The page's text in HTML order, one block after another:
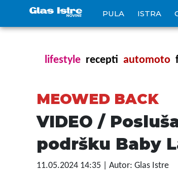
PULA ISTRA
lifestyle recepti automoto
MEOWED BACK
VIDEO /
podršku Baby
11.05.2024 14:35 | Autor: Glas Istre